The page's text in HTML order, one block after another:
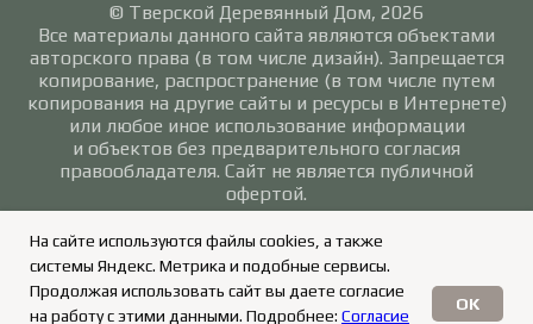
На сайте используются файлы cookies, а также
системы Яндекс. Метрика и подобные сервисы.
Продолжая использовать сайт вы даете согласие
на работу с этими данными. Подробнее: Согласие
OK
© Тверской Деревянный Дом, 2026
Все материалы данного сайта являются объектами
авторского права (в том числе дизайн). Запрещается
копирование, распространение (в том числе путем
копирования на другие сайты и ресурсы в Интернете)
или любое иное использование информации
и объектов без предварительного согласия
правообладателя. Сайт не является публичной
офертой.
Политика в отношении обработки персональных
данных/Согласие на обработку персональных
данных